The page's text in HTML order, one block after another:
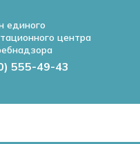
единого
центра
555-49-43